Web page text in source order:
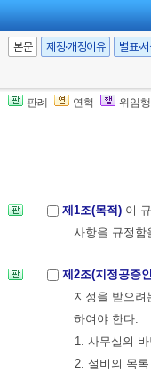
타법개정]
본문 제정·개정이유 별표·
판례 연혁 위임
제1조(목적) 이
사항을 규정함
제2조(지정공증
지정을 받으
하여야 한다.
1. 사무실의
2. 설비의 목록